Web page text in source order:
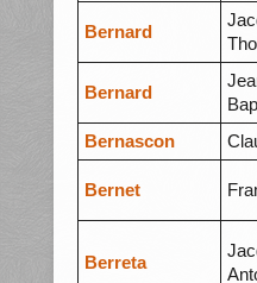
Bernard
Bernard
Bernascon
Bernet
Berreta